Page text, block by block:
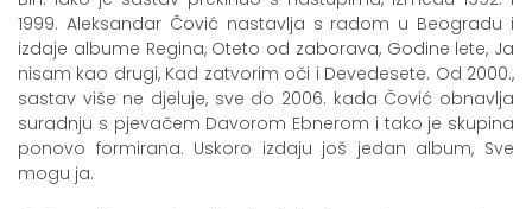
1999. Aleksandar Čović nastavlja s radom u Beogradu i
izdaje albume Regina, Oteto od zaborava, Godine lete, Ja
nisam kao drugi, Kad zatvorim oči i Devedesete. Od 2000.,
sastav više ne djeluje, sve do 2006. kada Čović obnavlja
suradnju s pjevačem Davorom Ebnerom i tako je skupina
ponovo formirana. Uskoro izdaju još jedan album, Sve
mogu ja.